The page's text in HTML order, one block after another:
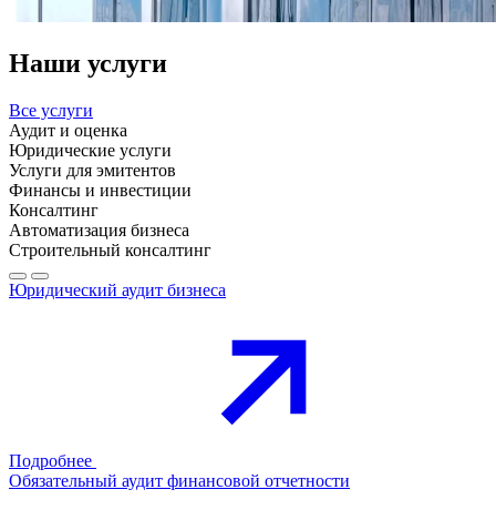
Наши услуги
Все услуги
Аудит и оценка
Юридические услуги
Услуги для эмитентов
Финансы и инвестиции
Консалтинг
Автоматизация бизнеса
Строительный консалтинг
Юридический аудит бизнеса
Подробнее
Обязательный аудит финансовой отчетности